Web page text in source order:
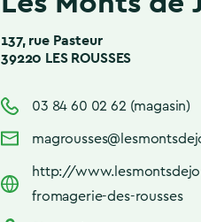
137, rue Pasteur
39220 LES ROUSSES
03 84 60 02 62 (magasin)
http://
fromagerie-des-rousses